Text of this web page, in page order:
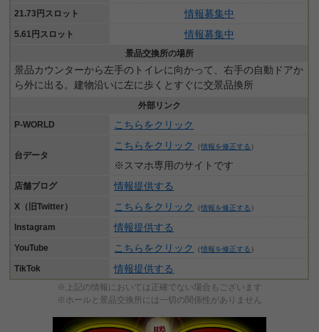
21.73円スロット 情報募集中
5.61円スロット 情報募集中
景品交換所の場所
景品カウンターから左手のトイレに向かって、右手の自動ドアか
ら外に出る。建物沿いに左に歩くとすぐに交景品換所
外部リンク
P-WORLD
こちらをクリック
台データ
こちらをクリック （情報を修正する ）
※スマホ専用のサイトです
店舗ブログ 情報提供する
X（旧Twitter） こちらをクリック （情報を修正する ）
Instagram 情報提供する
YouTube こちらをクリック （情報を修正する ）
TikTok 情報提供する
※上記の情報においては正確でない場合もございます
※ホールと景品交換所には一切の関係性がありません